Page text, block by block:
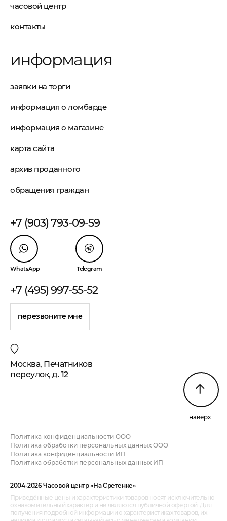
часовой центр
контакты
информация
заявки на торги
информация о ломбарде
информация о магазине
карта сайта
архив проданного
обращения граждан
+7 (903) 793-09-59
WhatsApp Telegram
+7 (495) 997-55-52
перезвоните мне
Москва, Печатников
переулок, д. 12
наверх
Политика конфиденциальности ООО
Политика обработки персональных данных ООО
Политика конфиденциальности ИП
Политика обработки персональных данных ИП
2004-2026 Часовой центр «На Сретенке»
Приведённые цены и характеристики товаров носят исключительно
ознакомительный характер и не являются публичной офертой. Для
получения подробной информации о характеристиках товаров, их